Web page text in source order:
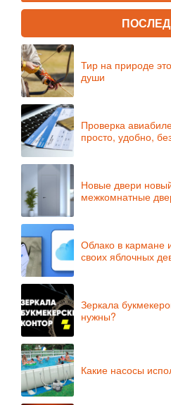
Тир на природе
души
Проверка
просто, удобно,
Новые двери
межкомнатные
Облако в кармане
своих яблочных
Зеркала
нужны?
Какие насосы